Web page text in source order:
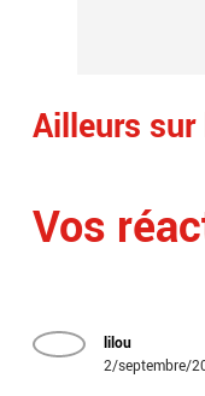
Ailleurs sur
Vos
lilou
2/septembre/